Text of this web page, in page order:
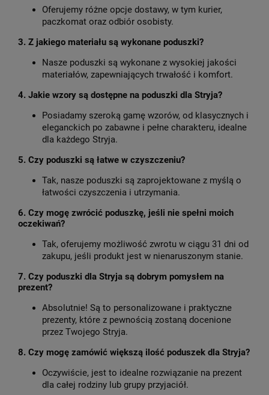
Oferujemy różne opcje dostawy, w tym kurier,
paczkomat oraz odbiór osobisty.
3. Z jakiego materiału są wykonane poduszki?
Nasze poduszki są wykonane z wysokiej jakości
materiałów, zapewniających trwałość i komfort.
4. Jakie wzory są dostępne na poduszki dla Stryja?
Posiadamy szeroką gamę wzorów, od klasycznych i
eleganckich po zabawne i pełne charakteru, idealne
dla każdego Stryja.
5. Czy poduszki są łatwe w czyszczeniu?
Tak, nasze poduszki są zaprojektowane z myślą o
łatwości czyszczenia i utrzymania.
6. Czy mogę zwrócić poduszkę, jeśli nie spełni moich
oczekiwań?
Tak, oferujemy możliwość zwrotu w ciągu 31 dni od
zakupu, jeśli produkt jest w nienaruszonym stanie.
7. Czy poduszki dla Stryja są dobrym pomysłem na
prezent?
Absolutnie! Są to personalizowane i praktyczne
prezenty, które z pewnością zostaną docenione
przez Twojego Stryja.
8. Czy mogę zamówić większą ilość poduszek dla Stryja?
Oczywiście, jest to idealne rozwiązanie na prezent
dla całej rodziny lub grupy przyjaciół.